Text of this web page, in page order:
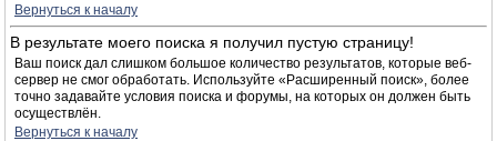
Вернуться к началу
В результате моего поиска я получил пустую страницу!
Ваш поиск дал слишком большое количество результатов, которые веб-
сервер не смог обработать. Используйте «Расширенный поиск», более
точно задавайте условия поиска и форумы, на которых он должен быть
осуществлён.
Вернуться к началу